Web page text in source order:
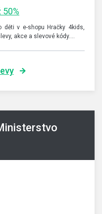
děti v e-shopu Hračky 4kids,
akce a slevové kódy.…